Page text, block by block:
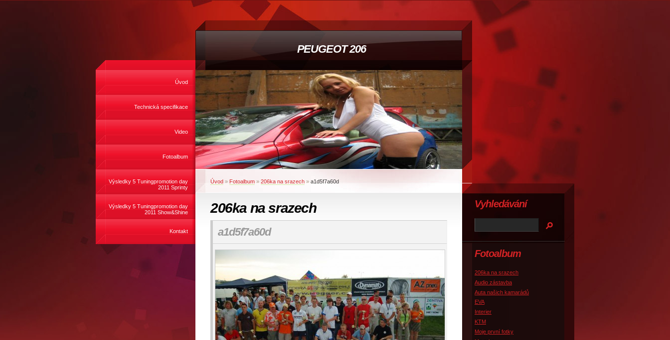
PEUGEOT 206
Úvod
Technická specifikace
Video
Fotoalbum
Výsledky 5 Tuningpromotion day
2011 Sprinty
Výsledky 5 Tuningpromotion day
2011 Show&Shine
Kontakt
Úvod » Fotoalbum » 206ka na srazech » a1d5f7a60d
206ka na srazech
a1d5f7a60d
Fotoalbum
206ka na srazech
Audio zástavba
Auta našich kamarádů
EVA
Interier
KTM
Moje první fotky
Vyhledávání